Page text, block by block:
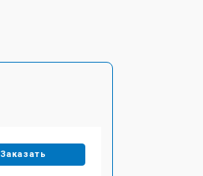
Заказать